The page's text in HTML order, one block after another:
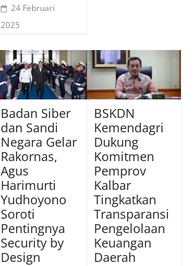
24 Februari
2025
Badan Siber
dan Sandi
Negara Gelar
Rakornas,
Agus
Harimurti
Yudhoyono
Soroti
Pentingnya
Security by
Design
BSKDN
Kemendagri
Dukung
Komitmen
Pemprov
Kalbar
Tingkatkan
Transparansi
Pengelolaan
Keuangan
Daerah